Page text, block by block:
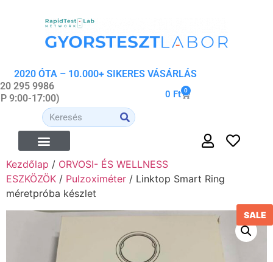
2020 ÓTA – 10.000+ SIKERES VÁSÁRLÁS
295 9986
9:00-17:00)
0 Ft 0
Kezdőlap / ORVOSI- ÉS WELLNESS
ESZKÖZÖK / Pulzoximéter / Linktop Smart Ring
méretpróba készlet
SALE